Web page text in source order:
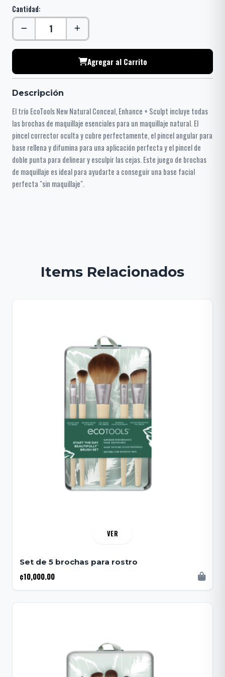
Cantidad:
Agregar al Carrito
Descripción
El trío EcoTools New Natural Conceal, Enhance + Sculpt incluye todas
las brochas de maquillaje esenciales para un maquillaje natural. El
pincel corrector oculta y cubre perfectamente, el pincel angular para
base rellena y difumina para una aplicación perfecta y el pincel de
doble punta para delinear y esculpir las cejas. Este juego de brochas
de maquillaje es ideal para ayudarte a conseguir una base facial
perfecta "sin maquillaje".
Items Relacionados
VER
Set de 5 brochas para rostro
¢10,000.00